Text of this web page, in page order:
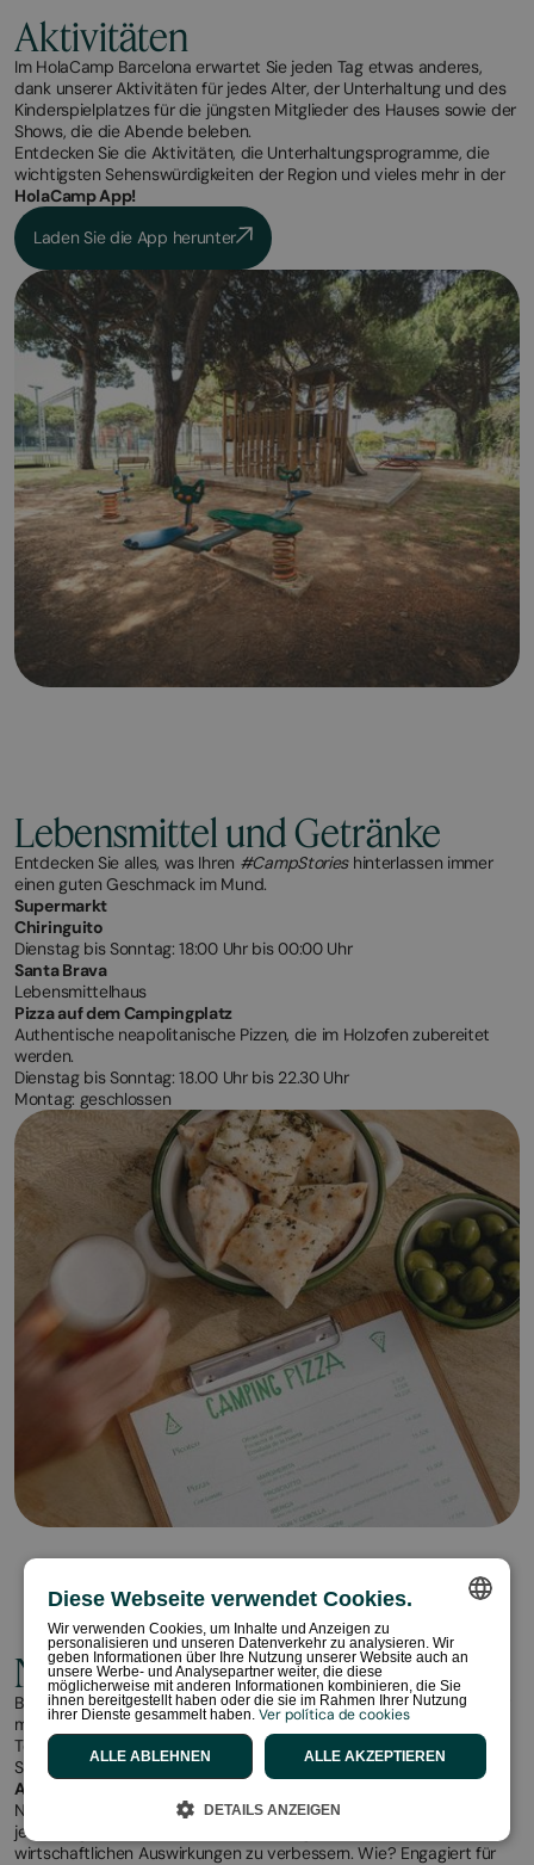
Aktivitäten
Im HolaCamp Barcelona erwartet Sie jeden Tag etwas anderes,
dank unserer Aktivitäten für jedes Alter, der Unterhaltung und des
Kinderspielplatzes für die jüngsten Mitglieder des Hauses sowie der
Shows, die die Abende beleben.
Entdecken Sie die Aktivitäten, die Unterhaltungsprogramme, die
wichtigsten Sehenswürdigkeiten der Region und vieles mehr in der
HolaCamp App!
Laden Sie die App herunter
Lebensmittel und Getränke
Entdecken Sie alles, was Ihren #CampStorieshinterlassen immer
einen guten Geschmack im Mund.
Supermarkt
Chiringuito
Dienstag bis Sonntag: 18:00 Uhr bis 00:00 Uhr
Santa Brava
Lebensmittelhaus
Pizza auf dem Campingplatz
Authentische neapolitanische Pizzen, die im Holzofen zubereitet
werden.
Dienstag bis Sonntag: 18.00 Uhr bis 22.30 Uhr
Montag: geschlossen
Nachhaltiger Tourismus
Bei HolaCamp wollen wir nicht nur, dass du eine gute Zeit hast. Wir
möchten, dass Sie dies in dem Wissen tun, dass Sie Teil eines
Tourismus sind, der sich um uns kümmert, respektiert und positive
Spuren hinterlässt. Aus diesem Grund haben wirBiosphären-
Abzeichen
Nachhaltigkeit bestätigt. Diese Anerkennung garantiert, dass wir
jeden Tag daran arbeiten, unsere ökologischen, sozialen und
wirtschaftlichen Auswirkungen zu verbessern. Wie? Engagiert für
SPANISH
ENGLISH
CATALAN
DUTCH
Diese Webseite verwendet Cookies.
Wir verwenden Cookies, um Inhalte und Anzeigen zu
personalisieren und unseren Datenverkehr zu analysieren. Wir
geben Informationen über Ihre Nutzung unserer Website auch an
unsere Werbe- und Analysepartner weiter, die diese
möglicherweise mit anderen Informationen kombinieren, die Sie
ihnen bereitgestellt haben oder die sie im Rahmen Ihrer Nutzung
ihrer Dienste gesammelt haben. Ver política de cookies
ALLE AKZEPTIEREN
ALLE ABLEHNEN
DETAILS ANZEIGEN